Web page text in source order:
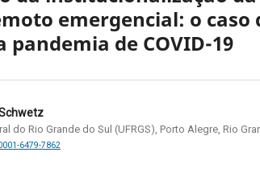
emergencial: o caso
pandemia de COVID-19
do Rio Grande do Sul (UFRGS), Porto Alegre, Rio
6479-7862